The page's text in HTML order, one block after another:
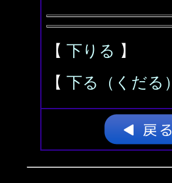
【 下りる 】
【 下る（くだる）